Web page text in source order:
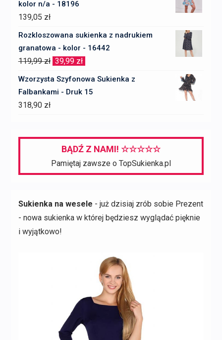
kolor n/a - 18196
139,05 zł
Rozkloszowana sukienka z nadrukiem
granatowa - kolor - 16442
119,99zł Pierwotna
cena
wynosiła:
39,99 zł
cena
wynosi:
Wzorzysta Szyfonowa Sukienka z
Falbankami - Druk 15
318,90 zł
BĄDŹ Z NAMI! ☆☆☆☆☆
Pamiętaj zawsze o TopSukienka.pl
Sukienka na wesele - już dzisiaj zrób sobie Prezent
- nowa sukienka w której będziesz wyglądać pięknie
i wyjątkowo!